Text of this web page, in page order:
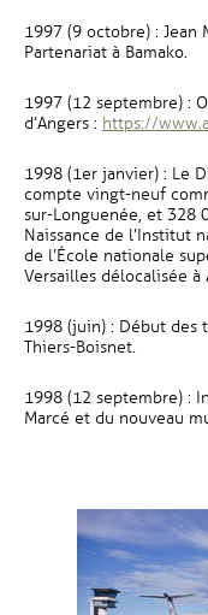
1997 (9 octobre) : Jean
Partenariat à Bamako.
1997 (12 septembre) :
d’Angers : https://
1998 (1er janvier) : Le
compte vingt-neuf
sur-Longuenée, et 328
Naissance de l’Institut
de l’École nationale
Versailles délocalisée à
1998 (juin) : Début des
Thiers-Boisnet.
1998 (12 septembre) :
Marcé et du nouveau